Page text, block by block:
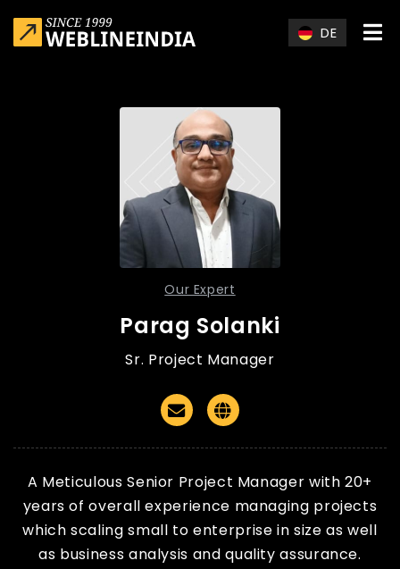
DE
Our Expert
Parag Solanki
Sr. Project Manager
EmailWebsite
A Meticulous Senior Project Manager with 20+
years of overall experience managing projects
which scaling small to enterprise in size as well
as business analysis and quality assurance.